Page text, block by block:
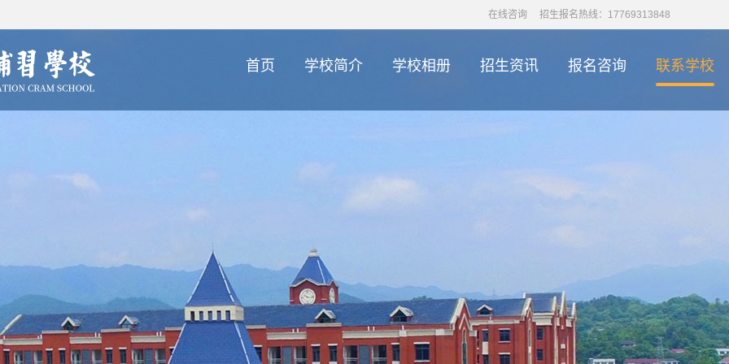
在线咨询 招生报名热线：17769313848
首页 学校简介 学校相册 招生资讯 报名咨询 联系学校